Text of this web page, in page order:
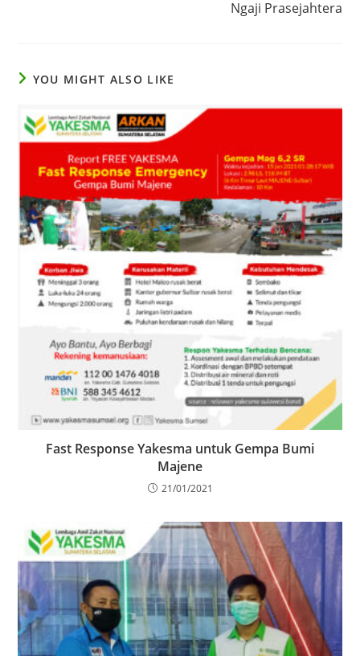
Ngaji Prasejahtera
YOU MIGHT ALSO LIKE
Fast Response Yakesma untuk Gempa Bumi
Majene
21/01/2021